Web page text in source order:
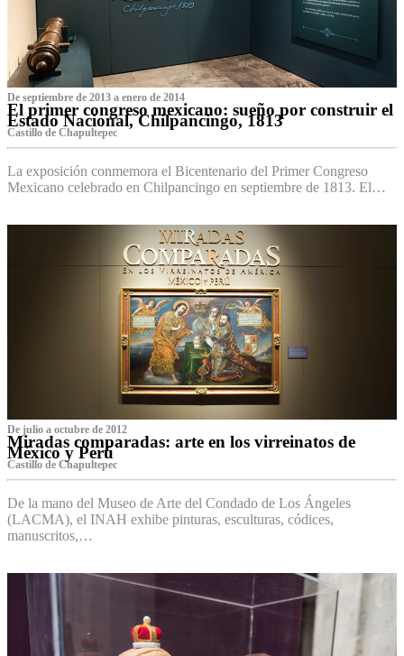
De septiembre de 2013 a enero de 2014
El primer congreso mexicano: sueño por construir el
Estado Nacional, Chilpancingo, 1813
Castillo de Chapultepec
La exposición conmemora el Bicentenario del Primer Congreso
Mexicano celebrado en Chilpancingo en septiembre de 1813. El…
De julio a octubre de 2012
Miradas comparadas: arte en los virreinatos de
México y Perú
Castillo de Chapultepec
De la mano del Museo de Arte del Condado de Los Ángeles
(LACMA), el INAH exhibe pinturas, esculturas, códices,
manuscritos,…